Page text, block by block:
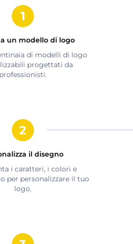
un modello di logo
di modelli di logo
progettati da
professionisti.
il disegno
i caratteri, i colori e
per personalizzare il tuo
logo.